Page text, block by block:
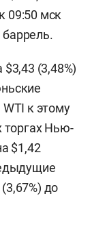
09:50 мск
(3,48%)
к этому
торгах Нью-
$1,42
до